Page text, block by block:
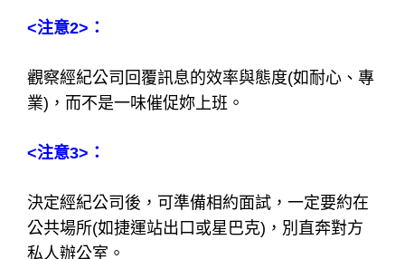
<注意2>：
觀察經紀公司回覆訊息的效率與態度(如耐心、專
業)，而不是一味催促妳上班。
<注意3>：
決定經紀公司後，可準備相約面試，一定要約在
公共場所(如捷運站出口或星巴克)，別直奔對方
私人辦公室。